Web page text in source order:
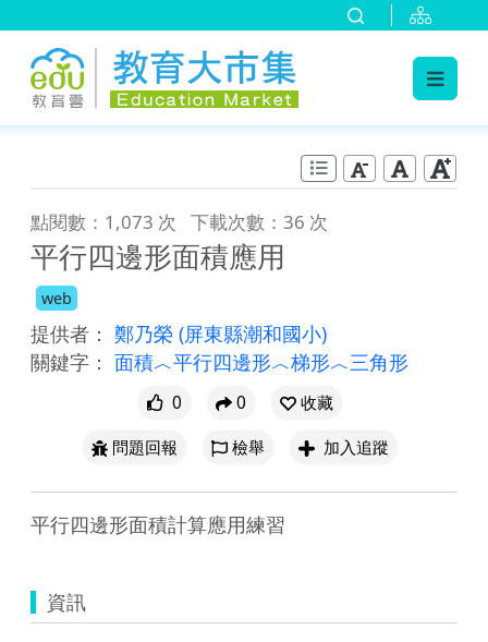
點閱數：1,073 次 下載次數：36 次
平行四邊形面積應用
web
提供者： 鄭乃榮 (屏東縣潮和國小)
關鍵字： 面積︿平行四邊形︿梯形︿三角形
0 0
收藏
問題回報
檢舉 加入追蹤
平行四邊形面積計算應用練習
資訊